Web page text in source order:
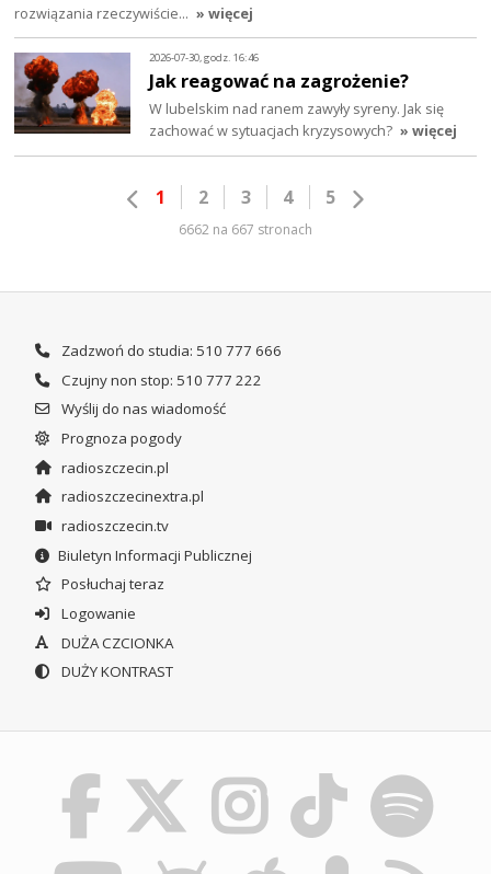
rozwiązania rzeczywiście… » więcej
2026-07-30, godz. 16:46
Jak reagować na zagrożenie?
W lubelskim nad ranem zawyły syreny. Jak się
zachować w sytuacjach kryzysowych? » więcej
1 2 3 4 5
6662 na 667 stronach
Zadzwoń do studia: 510 777 666
Czujny non stop: 510 777 222
Wyślij do nas wiadomość
Prognoza pogody
radioszczecin.pl
radioszczecinextra.pl
radioszczecin.tv
Biuletyn Informacji Publicznej
Posłuchaj teraz
Logowanie
DUŻA CZCIONKA
DUŻY KONTRAST